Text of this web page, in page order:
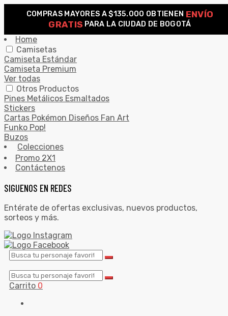
COMPRAS MAYORES A $135.000 OBTIENEN ENVÍO
GRATIS PARA LA CIUDAD DE BOGOTÁ
SEARCH
Home
Camisetas
Camiseta Estándar
Camiseta Premium
Ver todas
Otros Productos
Pines Metálicos Esmaltados
Stickers
Cartas Pokémon Diseños Fan Art
Funko Pop!
Buzos
Colecciones
Promo 2X1
Contáctenos
SIGUENOS EN REDES
Entérate de ofertas exclusivas, nuevos productos,
sorteos y más.
Carrito 0